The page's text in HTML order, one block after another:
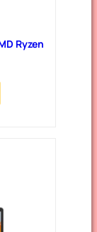
Ryzen